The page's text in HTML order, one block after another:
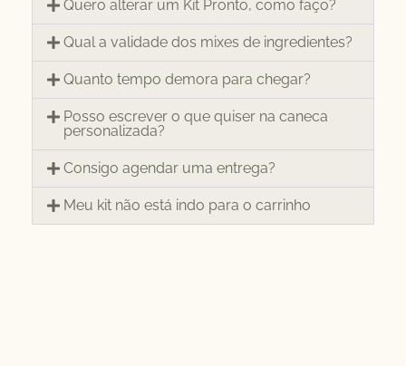
Quero alterar um Kit Pronto, como faço?
Qual a validade dos mixes de ingredientes?
Quanto tempo demora para chegar?
Posso escrever o que quiser na caneca
personalizada?
Consigo agendar uma entrega?
Meu kit não está indo para o carrinho